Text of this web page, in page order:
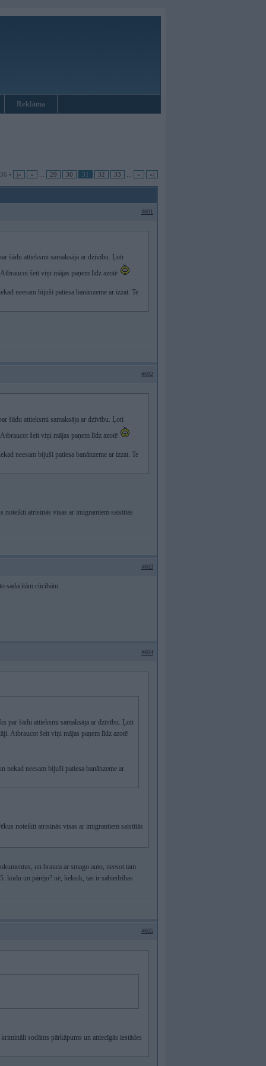
Reklāma
• |« « 29 30 31 32 33 » »|
#601
šādu attieksmi samaksāja ar dzīvību. Ļoti
šeit viņi mājas paņem līdz azotē
neesam bijuši patiesa banānzeme ar izzat. Te
#602
šādu attieksmi samaksāja ar dzīvību. Ļoti
šeit viņi mājas paņem līdz azotē
neesam bijuši patiesa banānzeme ar izzat. Te
noteikti atrisinās visas ar imigrantiem saistītās
#603
sadarītām cūcībām.
#604
par šādu attieksmi samaksāja ar dzīvību. Ļoti
Atbraucot šeit viņi mājas paņem līdz azotē
nekad neesam bijuši patiesa banānzeme ar
noteikti atrisinās visas ar imigrantiem saistītās
un brauca ar smago auto, neesot tam
kodu un pārējo? nē, keksik, tas ir sabiedrības
#605
sodāms pārkāpums un attiecīgās iestādes